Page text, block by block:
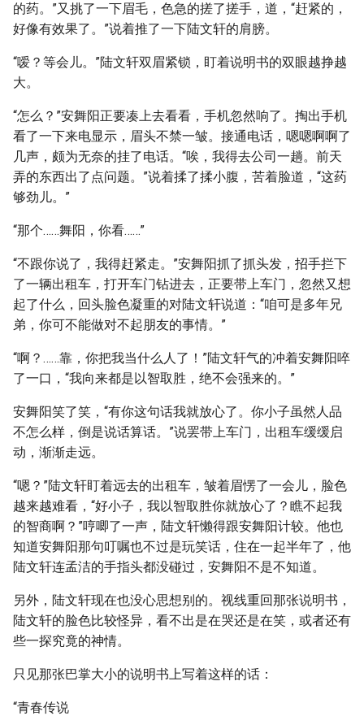
的药。”又挑了一下眉毛，色急的搓了搓手，道，“赶紧的，
好像有效果了。”说着推了一下陆文轩的肩膀。
“嗳？等会儿。”陆文轩双眉紧锁，盯着说明书的双眼越挣越
大。
“怎么？”安舞阳正要凑上去看看，手机忽然响了。掏出手机
看了一下来电显示，眉头不禁一皱。接通电话，嗯嗯啊啊了
几声，颇为无奈的挂了电话。“唉，我得去公司一趟。前天
弄的东西出了点问题。”说着揉了揉小腹，苦着脸道，“这药
够劲儿。”
“那个……舞阳，你看……”
“不跟你说了，我得赶紧走。”安舞阳抓了抓头发，招手拦下
了一辆出租车，打开车门钻进去，正要带上车门，忽然又想
起了什么，回头脸色凝重的对陆文轩说道：“咱可是多年兄
弟，你可不能做对不起朋友的事情。”
“啊？……靠，你把我当什么人了！”陆文轩气的冲着安舞阳啐
了一口，“我向来都是以智取胜，绝不会强来的。”
安舞阳笑了笑，“有你这句话我就放心了。你小子虽然人品
不怎么样，倒是说话算话。”说罢带上车门，出租车缓缓启
动，渐渐走远。
“嗯？”陆文轩盯着远去的出租车，皱着眉愣了一会儿，脸色
越来越难看，“好小子，我以智取胜你就放心了？瞧不起我
的智商啊？”哼唧了一声，陆文轩懒得跟安舞阳计较。他也
知道安舞阳那句叮嘱也不过是玩笑话，住在一起半年了，他
陆文轩连孟洁的手指头都没碰过，安舞阳不是不知道。
另外，陆文轩现在也没心思想别的。视线重回那张说明书，
陆文轩的脸色比较怪异，看不出是在哭还是在笑，或者还有
些一探究竟的神情。
只见那张巴掌大小的说明书上写着这样的话：
“青春传说